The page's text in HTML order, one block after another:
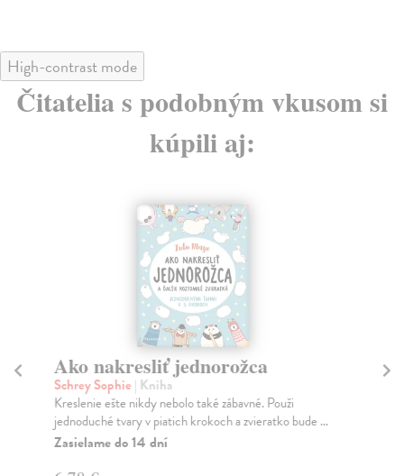
High-contrast mode
Čitatelia s podobným vkusom si
kúpili aj:
Ako nakresliť jednorožca
Schrey Sophie | Kniha
Kreslenie ešte nikdy nebolo také zábavné. Použi
jednoduché tvary v piatich krokoch a zvieratko bude ...
Zasielame do 14 dní